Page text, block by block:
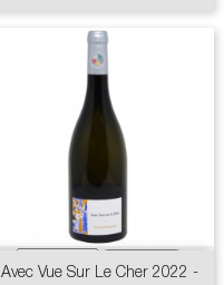
Avec Vue Sur Le Cher 2022 -